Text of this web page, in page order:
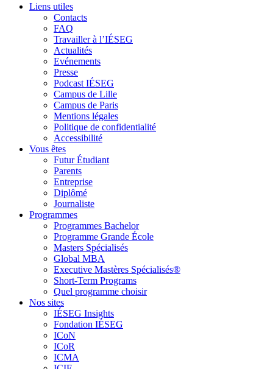
Liens utiles
Contacts
FAQ
Travailler à l’IÉSEG
Actualités
Evénements
Presse
Podcast IÉSEG
Campus de Lille
Campus de Paris
Mentions légales
Politique de confidentialité
Accessibilité
Vous êtes
Futur Étudiant
Parents
Entreprise
Diplômé
Journaliste
Programmes
Programmes Bachelor
Programme Grande École
Masters Spécialisés
Global MBA
Executive Mastères Spécialisés®
Short-Term Programs
Quel programme choisir
Nos sites
IÉSEG Insights
Fondation IÉSEG
ICoN
ICoR
ICMA